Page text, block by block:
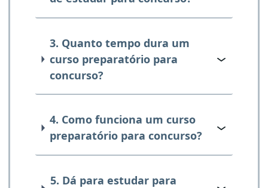
3. Quanto tempo dura um
curso preparatório para
concurso?
4. Como funciona um curso
preparatório para concurso?
5. Dá para estudar para